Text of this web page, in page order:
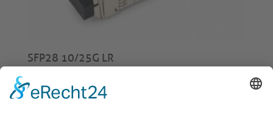
SFP28 10/25G LR
€